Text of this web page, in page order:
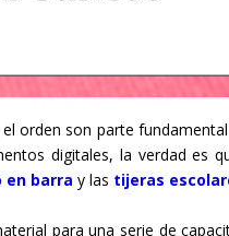
orden son parte
digitales, la verdad es
en barra y las tijeras
para una serie de